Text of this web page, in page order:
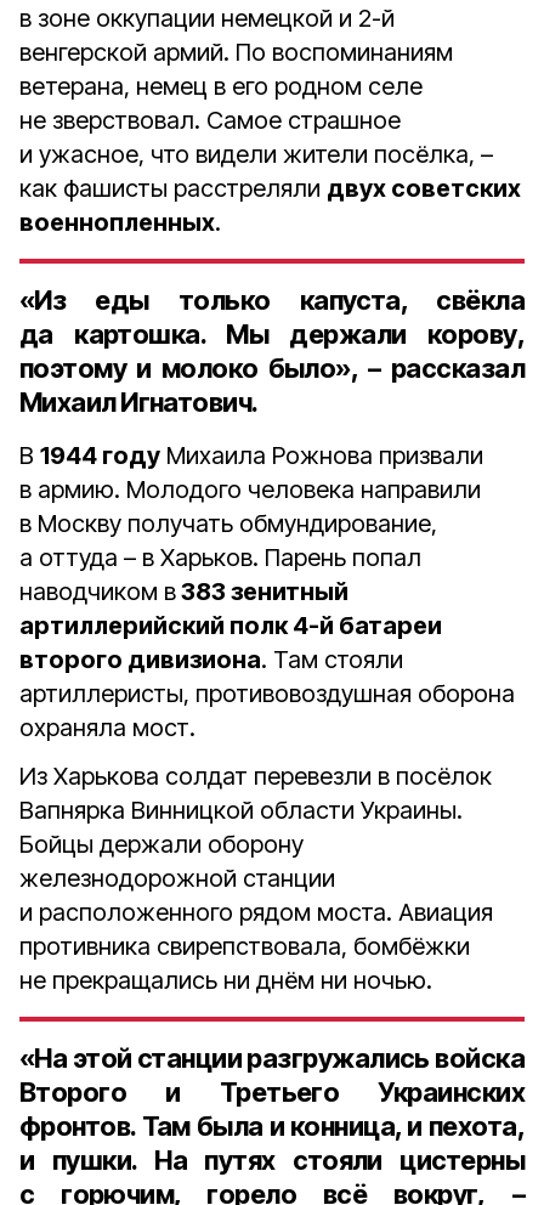
в зоне оккупации немецкой и 2-й
венгерской армий. По воспоминаниям
ветерана, немец в его родном селе
не зверствовал. Самое страшное
и ужасное, что видели жители посёлка, –
как фашисты расстреляли двух советских
военнопленных.
«Из еды только капуста, свёкла
да картошка. Мы держали корову,
поэтому и молоко было», – рассказал
Михаил Игнатович.
В 1944 году Михаила Рожнова призвали
в армию. Молодого человека направили
в Москву получать обмундирование,
а оттуда – в Харьков. Парень попал
наводчиком в383 зенитный
артиллерийский полк 4-й батареи
второго дивизиона. Там стояли
артиллеристы, противовоздушная оборона
охраняла мост.
Из Харькова солдат перевезли в посёлок
Вапнярка Винницкой области Украины.
Бойцы держали оборону
железнодорожной станции
и расположенного рядом моста. Авиация
противника свирепствовала, бомбёжки
не прекращались ни днём ни ночью.
«На этой станции разгружались войска
Второго и Третьего Украинских
фронтов. Там была и конница, и пехота,
и пушки. На путях стояли цистерны
с горючим, горело всё вокруг, –